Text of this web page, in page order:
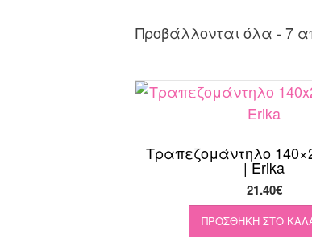
Προβάλλονται όλα - 7
Τραπεζομάντηλο
| Erika
21.40€
ΠΡΟΣΘΉΚΗ ΣΤΟ